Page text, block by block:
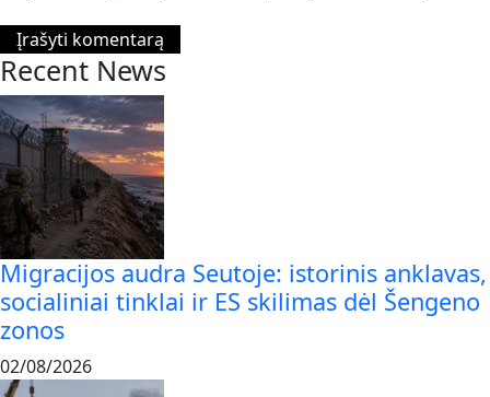
Recent News
Migracijos audra Seutoje: istorinis anklavas,
socialiniai tinklai ir ES skilimas dėl Šengeno
zonos
02/08/2026